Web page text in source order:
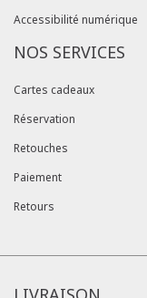
Accessibilité numérique
NOS SERVICES
Cartes cadeaux
Réservation
Retouches
Paiement
Retours